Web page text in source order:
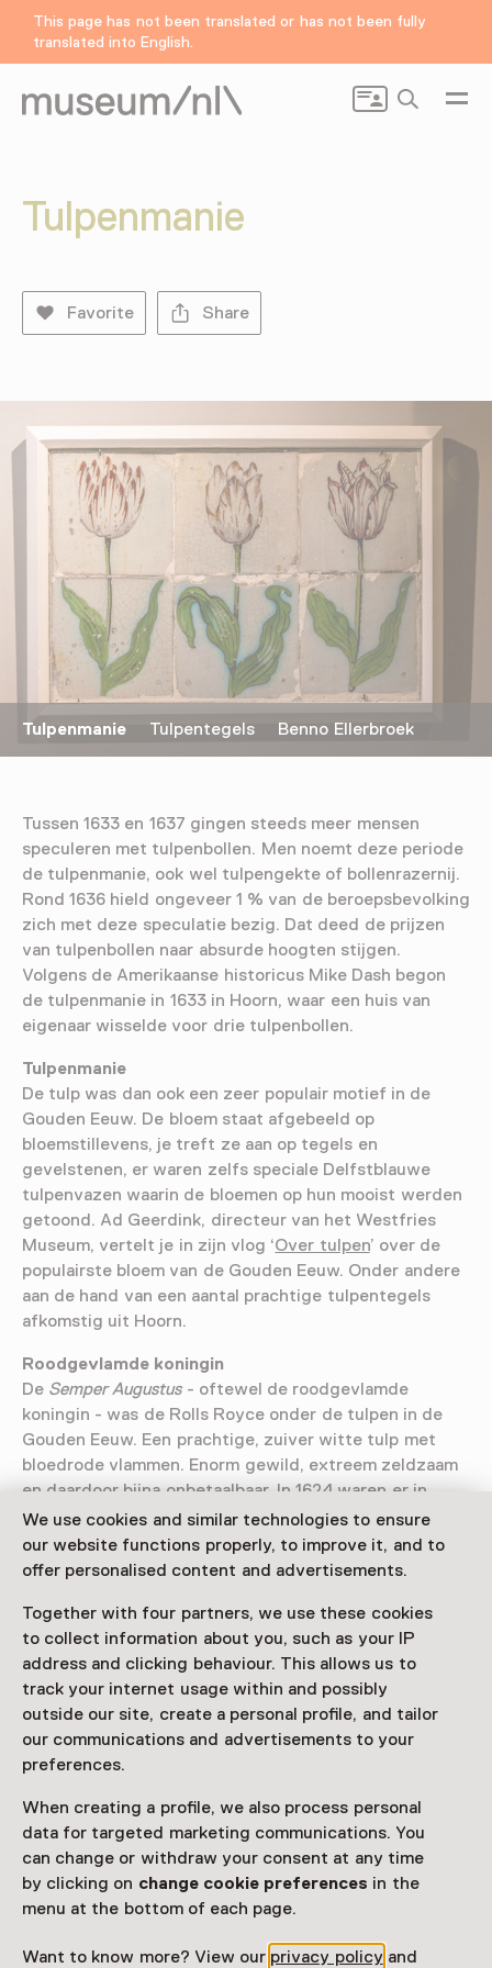
This page has not been translated or has not been fully
translated into English.
We use cookies and similar technologies to ensure
our website functions properly, to improve it, and to
offer personalised content and advertisements.
Together with four partners, we use these cookies
to collect information about you, such as your IP
address and clicking behaviour. This allows us to
track your internet usage within and possibly
outside our site, create a personal profile, and tailor
our communications and advertisements to your
preferences.
When creating a profile, we also process personal
data for targeted marketing communications. You
can change or withdraw your consent at any time
by clicking on change cookie preferences in the
menu at the bottom of each page.
Want to know more? View our privacy policy and
Search
Tulpenmanie
Favorite Share
Tulpenmanie Tulpentegels Benno Ellerbroek
Tussen 1633 en 1637 gingen steeds meer mensen
speculeren met tulpenbollen. Men noemt deze periode
de tulpenmanie, ook wel tulpengekte of bollenrazernij.
Rond 1636 hield ongeveer 1 % van de beroepsbevolking
zich met deze speculatie bezig. Dat deed de prijzen
van tulpenbollen naar absurde hoogten stijgen.
Volgens de Amerikaanse historicus Mike Dash begon
de tulpenmanie in 1633 in Hoorn, waar een huis van
eigenaar wisselde voor drie tulpenbollen.
Tulpenmanie
De tulp was dan ook een zeer populair motief in de
Gouden Eeuw. De bloem staat afgebeeld op
bloemstillevens, je treft ze aan op tegels en
gevelstenen, er waren zelfs speciale Delfstblauwe
tulpenvazen waarin de bloemen op hun mooist werden
getoond. Ad Geerdink, directeur van het Westfries
Museum, vertelt je in zijn vlog ‘Over tulpen’ over de
populairste bloem van de Gouden Eeuw. Onder andere
aan de hand van een aantal prachtige tulpentegels
afkomstig uit Hoorn.
Roodgevlamde koningin
De Semper Augustus- oftewel de roodgevlamde
koningin - was de Rolls Royce onder de tulpen in de
Gouden Eeuw. Een prachtige, zuiver witte tulp met
bloedrode vlammen. Enorm gewild, extreem zeldzaam
en daardoor bijna onbetaalbaar. In 1624 waren er in
Nederland maar 12 exemplaren, naar verluid allemaal in
bezit van één gefortuneerde Amsterdammer, die zijn
naam angstvallig geheim hield uit angst voor diefstal
Heel veel waard
Op het hoogtepunt van de tulpenmanie betaalde men
6.000 gulden voor eenSemper Augustus.Voor die prijs
kon je 2 karrenvrachten tarwe, 4 karrenvrachten rogge,
4 vette ossen, 8 vette varkens, 12 vette schapen, 2
vaten wijn, 4 vaten bier, 2 tonnen boter, 1000 pond
kledingstukken kopen plus een schip om dat allemaal te
vervoeren. Meer weten over de tulpenmanie? Kijk
vlogof luister de podcast.
Location